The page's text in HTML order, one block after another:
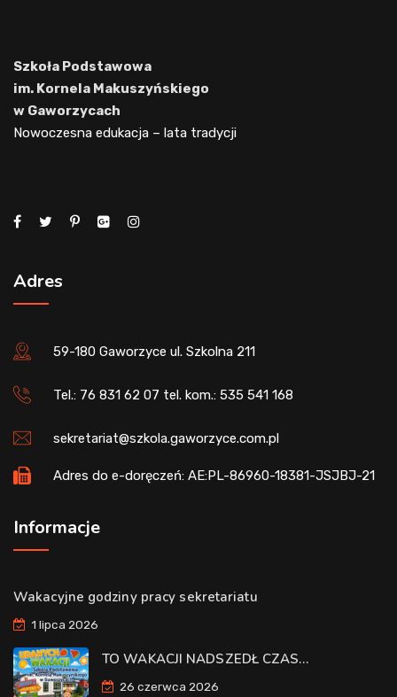
Szkoła Podstawowa
im. Kornela Makuszyńskiego
w Gaworzycach
Nowoczesna edukacja – lata tradycji
Adres
59-180 Gaworzyce ul. Szkolna 211
Tel.: 76 831 62 07 tel. kom.: 535 541 168
sekretariat@szkola.gaworzyce.com.pl
Adres do e-doręczeń: AE:PL-86960-18381-JSJBJ-21
Informacje
Wakacyjne godziny pracy sekretariatu
1 lipca 2026
TO WAKACJI NADSZEDŁ CZAS…
26 czerwca 2026